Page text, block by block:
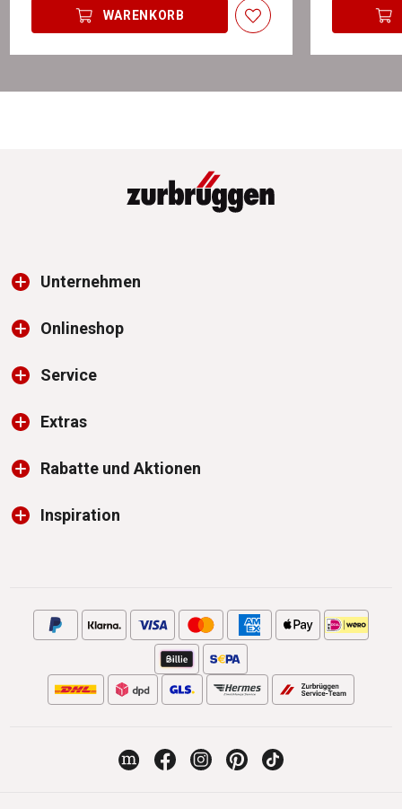
WARENKORB
Unternehmen
Onlineshop
Service
Extras
Rabatte und Aktionen
Inspiration